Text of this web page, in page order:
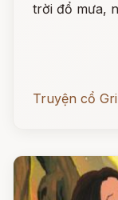
trời đổ mưa,
Truyện cổ